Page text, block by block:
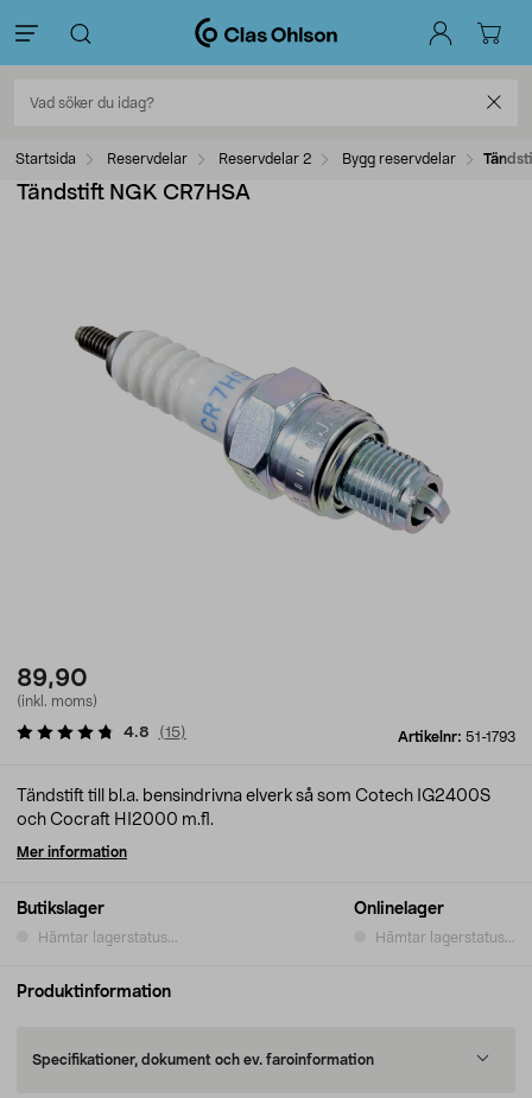
Startsida Reservdelar Reservdelar 2 Bygg reservdelar
Tändstift NGK CR7HSA
89,90
(inkl. moms)
Artikelnr: 51-1793
4.8 (15)
Butikslager
Hämtar lagerstatus...
Onlinelager
Hämtar lagerstatus...
Tändstift till bl.a. bensindrivna elverk så som Cotech IG2400S
och Cocraft HI2000 m.fl.
Mer information
Produktinformation
Specifikationer, dokument och ev. faroinformation